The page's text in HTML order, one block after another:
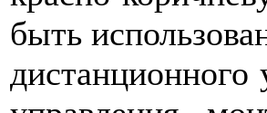
быть
дистанционного